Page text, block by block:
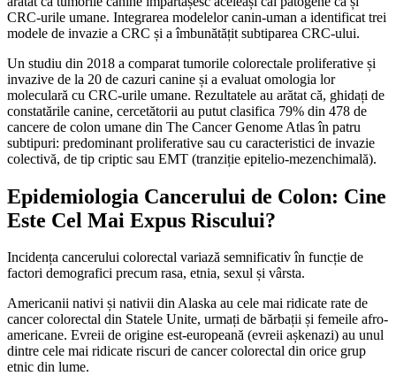
CRC-urile umane. Integrarea modelelor canin-uman a identificat trei
modele de invazie a CRC și a îmbunătățit subtiparea CRC-ului.
Un studiu din 2018 a comparat tumorile colorectale proliferative și
invazive de la 20 de cazuri canine și a evaluat omologia lor
moleculară cu CRC-urile umane. Rezultatele au arătat că, ghidați de
constatările canine, cercetătorii au putut clasifica 79% din 478 de
cancere de colon umane din The Cancer Genome Atlas în patru
subtipuri: predominant proliferative sau cu caracteristici de invazie
colectivă, de tip criptic sau EMT (tranziție epitelio-mezenchimală).
Epidemiologia Cancerului de Colon: Cine
Este Cel Mai Expus Riscului?
Incidența cancerului colorectal variază semnificativ în funcție de
factori demografici precum rasa, etnia, sexul și vârsta.
Americanii nativi și nativii din Alaska au cele mai ridicate rate de
cancer colorectal din Statele Unite, urmați de bărbații și femeile afro-
americane. Evreii de origine est-europeană (evreii așkenazi) au unul
dintre cele mai ridicate riscuri de cancer colorectal din orice grup
etnic din lume.